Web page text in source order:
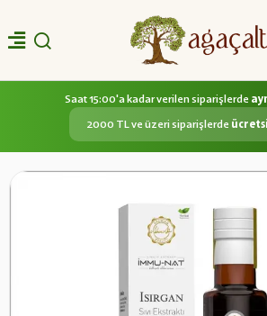
Saat 15:00'a kadar verilen siparişlerde
2000 TL ve üzeri siparişlerde